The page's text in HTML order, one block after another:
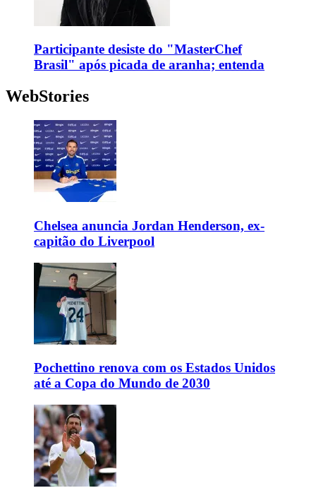
Participante desiste do "MasterChef
Brasil" após picada de aranha; entenda
WebStories
Chelsea anuncia Jordan Henderson, ex-
capitão do Liverpool
Pochettino renova com os Estados Unidos
até a Copa do Mundo de 2030